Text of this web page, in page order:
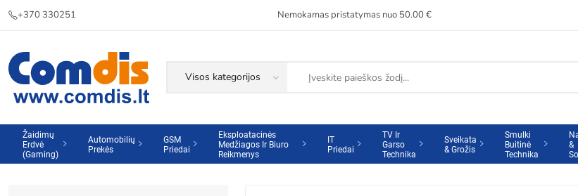
+370 330251 Nemokamas pristatymas nuo 50.00 €
Žaidimų
Erdvė
(Gaming)
Automobilių
Prekės
GSM
Priedai
Eksploatacinės
Medžiagos Ir Biuro
Reikmenys
IT
Priedai
TV Ir
Garso
Technika
Sveikata
& Grožis
Smulki
Buitinė
Technika
&